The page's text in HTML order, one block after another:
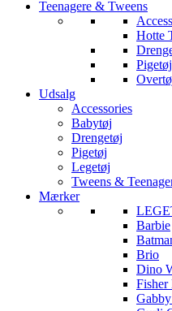
Teenagere & Tweens
Hotte
Pigetøj
Udsalg
Accessories
Babytøj
Drengetøj
Pigetøj
Legetøj
Tweens &
Mærker
Barbie
Brio
Dino
Fisher